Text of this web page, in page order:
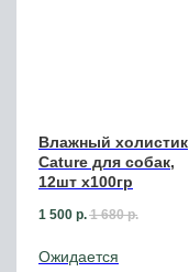
Влажный холистик
Cature для собак,
12шт х100гр
1 500 р. 1 680 р.